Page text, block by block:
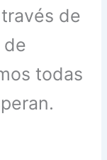
de
de
todas